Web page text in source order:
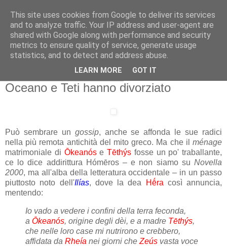
Gangleri - Il blog del
Progetto Bifröst
Oceano e Teti hanno divorziato
Può sembrare un gossip, anche se affonda le sue radici
nella più remota antichità del mito greco. Ma che il ménage
matrimoniale di Ōkeanóse Tēthýs fosse un po' traballante,
ce lo dice addirittura Hómēros – e non siamo su Novella
2000, ma all'alba della letteratura occidentale – in un passo
piuttosto noto dell'Ilías, dove la dea Hḗra così annuncia,
mentendo:
Io vado a vedere i confini della terra feconda,
a Ōkeanós, origine degli dèi, e a madre Tēthýs,
che nelle loro case mi nutrirono e crebbero,
affidata da Rheía nei giorni che Zeús vasta voce
This site uses cookies from Google to deliver its services
and to analyze traffic. Your IP address and user-agent are
shared with Google along with performance and security
metrics to ensure quality of service, generate usage
statistics, and to detect and address abuse.
LEARN MORE GOT IT